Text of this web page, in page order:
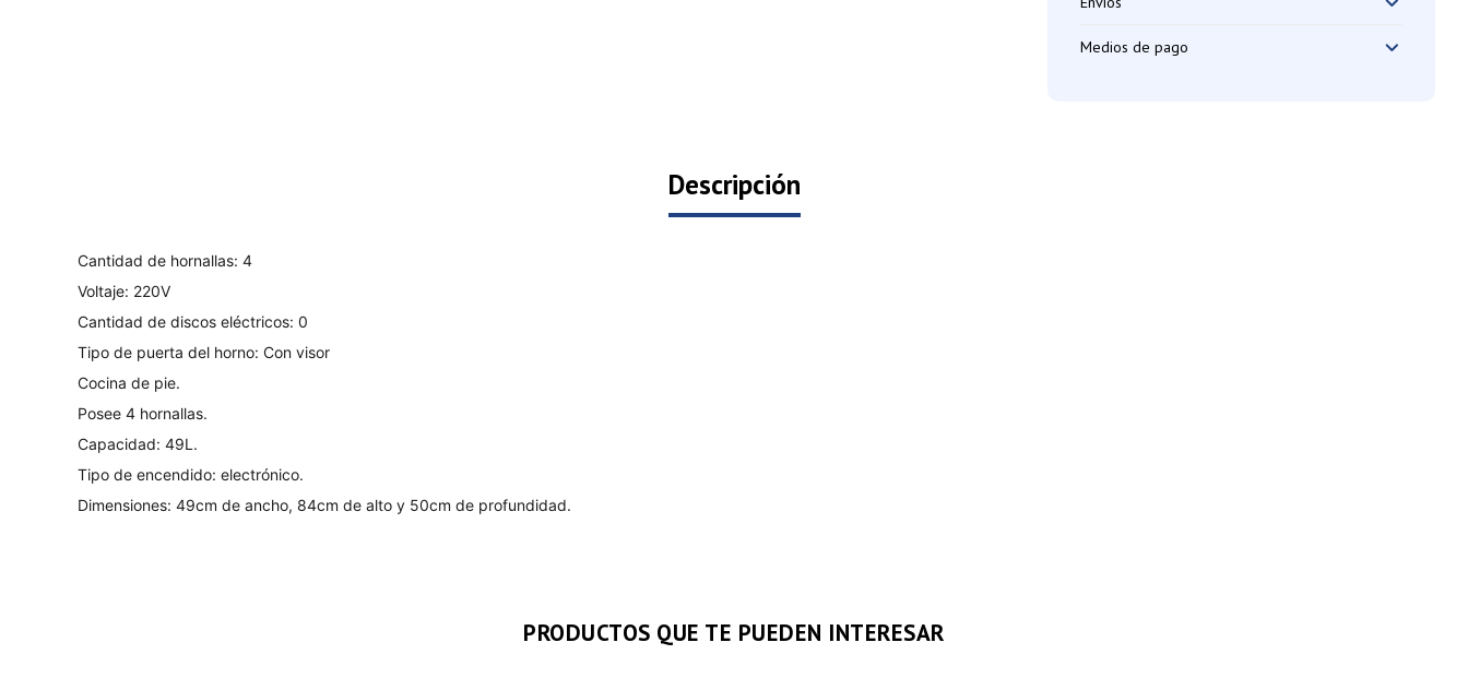
Medios de pago
Descripción
Cantidad de hornallas: 4
Voltaje: 220V
Cantidad de discos eléctricos: 0
Tipo de puerta del horno: Con visor
Cocina de pie.
Posee 4 hornallas.
Capacidad: 49L.
Tipo de encendido: electrónico.
Dimensiones: 49cm de ancho, 84cm de alto y 50cm de profundidad.
PRODUCTOS QUE TE PUEDEN INTERESAR